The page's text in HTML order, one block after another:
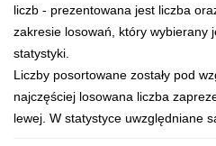
liczb - prezentowana jest liczba
zakresie losowań, który wybierany
statystyki.
Liczby posortowane zostały pod
najczęściej losowana liczba
lewej. W statystyce uwzględniane